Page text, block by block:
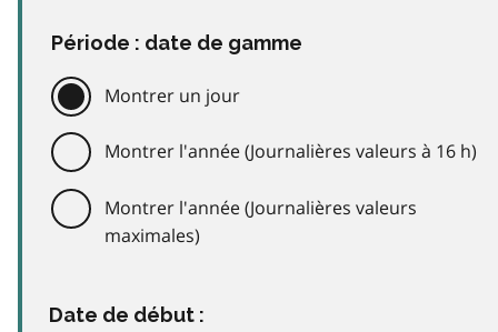
Période : date de gamme
Montrer un jour
Montrer l'année (Journalières valeurs à 16 h)
Montrer l'année (Journalières valeurs
maximales)
Date de début :